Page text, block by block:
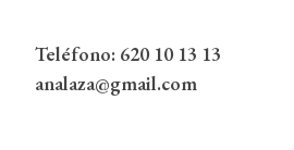
Teléfono: 620 10 13 13
analaza@gmail.com